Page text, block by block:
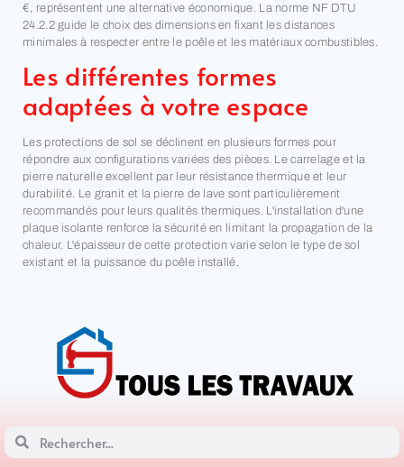
€, représentent une alternative économique. La norme NF DTU
24.2.2 guide le choix des dimensions en fixant les distances
minimales à respecter entre le poêle et les matériaux combustibles.
Les différentes formes
adaptées à votre espace
Les protections de sol se déclinent en plusieurs formes pour
répondre aux configurations variées des pièces. Le carrelage et la
pierre naturelle excellent par leur résistance thermique et leur
durabilité. Le granit et la pierre de lave sont particulièrement
recommandés pour leurs qualités thermiques. L'installation d'une
plaque isolante renforce la sécurité en limitant la propagation de la
chaleur. L'épaisseur de cette protection varie selon le type de sol
existant et la puissance du poêle installé.